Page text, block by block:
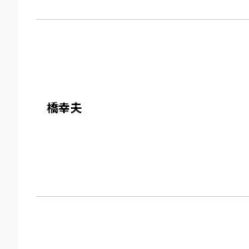
橋幸夫